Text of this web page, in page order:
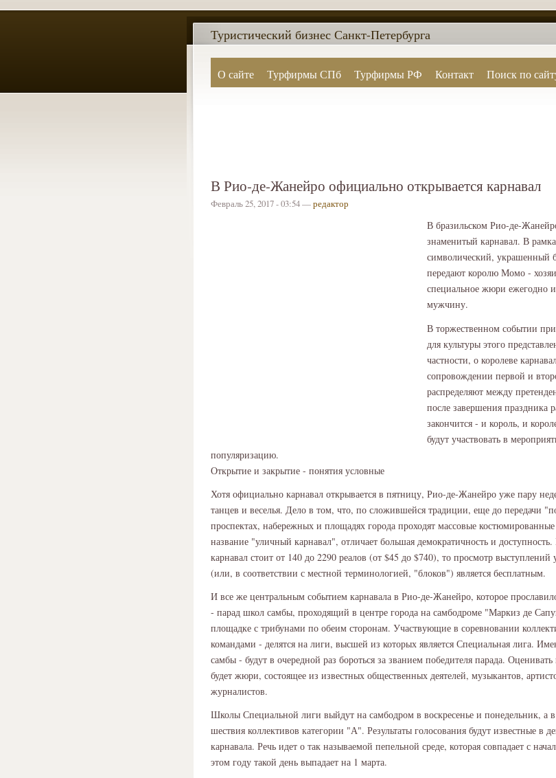
О сайте Турфирмы СПб Турфирмы РФ Контакт Поиск по
Туристический бизнес Санкт-Петербурга
В Рио-де-Жанейро официально открывается карнавал
Февраль 25, 2017 - 03:54 —редактор
В бразильском Рио-де-
знаменитый карнавал. В
символический, украшенный
передают королю Момо -
специальное жюри ежегодно
мужчину.
В торжественном событии
для культуры этого
частности, о королеве
сопровождении первой и
распределяют между
после завершения праздника
закончится - и король, и
будут участвовать в
популяризацию.
Открытие и закрытие - понятия условные
Хотя официально карнавал открывается в пятницу, Рио-де-Жанейро уже пару
танцев и веселья. Дело в том, что, по сложившейся традиции, еще до передачи
проспектах, набережных и площадях города проходят массовые
название "уличный карнавал", отличает большая демократичность и
карнавал стоит от 140 до 2290 реалов (от $45 до $740), то просмотр
(или, в соответствии с местной терминологией, "блоков") является бесплатным.
И все же центральным событием карнавала в Рио-де-Жанейро, которое
- парад школ самбы, проходящий в центре города на самбодроме "Маркиз де
площадке с трибунами по обеим сторонам. Участвующие в соревновании
командами - делятся на лиги, высшей из которых является Специальная лига.
самбы - будут в очередной раз бороться за званием победителя парада.
будет жюри, состоящее из известных общественных деятелей, музыкантов,
журналистов.
Школы Специальной лиги выйдут на самбодром в воскресенье и понедельник, а
шествия коллективов категории "А". Результаты голосования будут известные в
карнавала. Речь идет о так называемой пепельной среде, которая совпадает с
этом году такой день выпадает на 1 марта.